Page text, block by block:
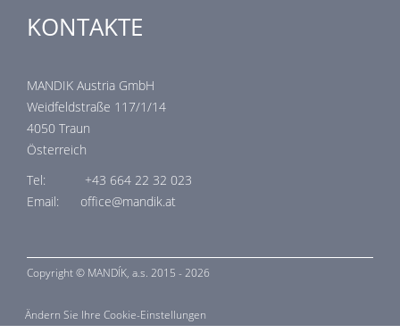
KONTAKTE
MANDIK Austria GmbH
Weidfeldstraße 117/1/14
4050 Traun
Österreich
Tel: +43 664 22 32 023
Email: office@mandik.at
Copyright © MANDÍK, a.s. 2015 - 2026
Ändern Sie Ihre Cookie-Einstellungen